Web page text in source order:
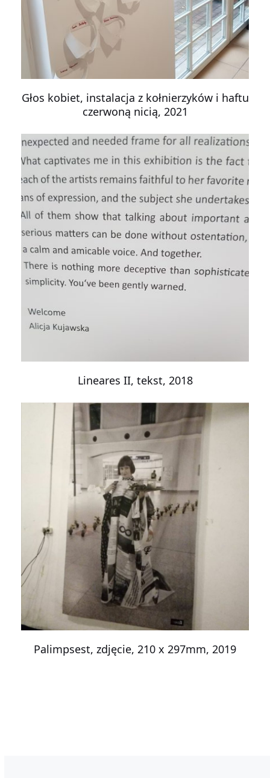
Głos kobiet, instalacja z kołnierzyków i haftu
czerwoną nicią, 2021
Lineares II, tekst, 2018
Palimpsest, zdjęcie, 210 x 297mm, 2019